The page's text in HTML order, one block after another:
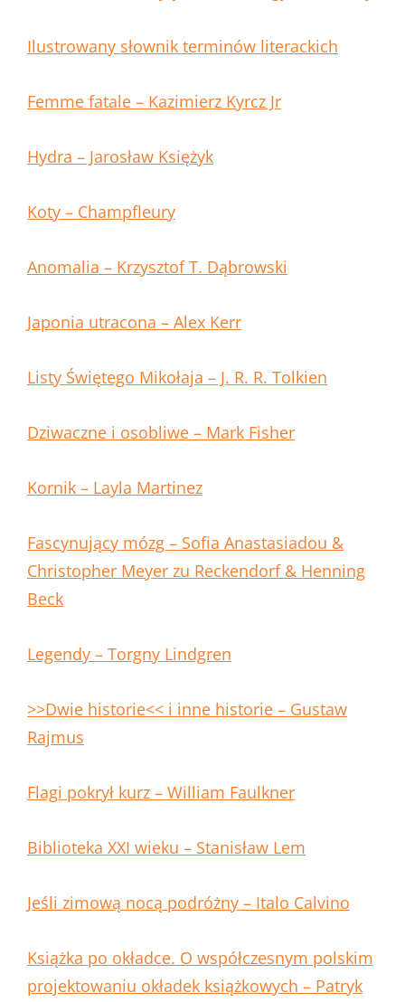
Ilustrowany słownik terminów literackich
Femme fatale – Kazimierz Kyrcz Jr
Hydra – Jarosław Księżyk
Koty – Champfleury
Anomalia – Krzysztof T. Dąbrowski
Japonia utracona – Alex Kerr
Listy Świętego Mikołaja – J. R. R. Tolkien
Dziwaczne i osobliwe – Mark Fisher
Kornik – Layla Martinez
Fascynujący mózg – Sofia Anastasiadou &
Christopher Meyer zu Reckendorf & Henning
Beck
Legendy – Torgny Lindgren
>>Dwie historie<< i inne historie – Gustaw
Rajmus
Flagi pokrył kurz – William Faulkner
Biblioteka XXI wieku – Stanisław Lem
Jeśli zimową nocą podróżny – Italo Calvino
Książka po okładce. O współczesnym polskim
projektowaniu okładek książkowych – Patryk